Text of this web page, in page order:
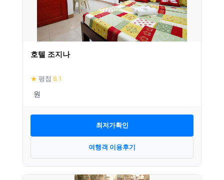
호텔 조지나
★ 평점 8.1
최저가확인
여행객 이용후기